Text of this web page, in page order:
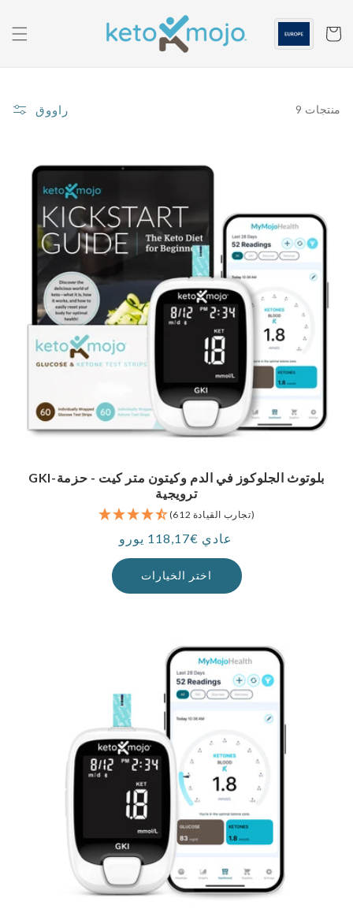
المحتوى
عربه
راووق 9 منتجات
GKI-بلوتوث الجلوكوز في الدم وكيتون متر كيت - حزمة
ترويجية
(612 تجارب القيادة)
سعر عادي €118,17 يورو
اختر الخيارات